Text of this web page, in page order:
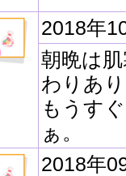
2018年
朝晩は
わりあ
もうす
ぁ。
2018年